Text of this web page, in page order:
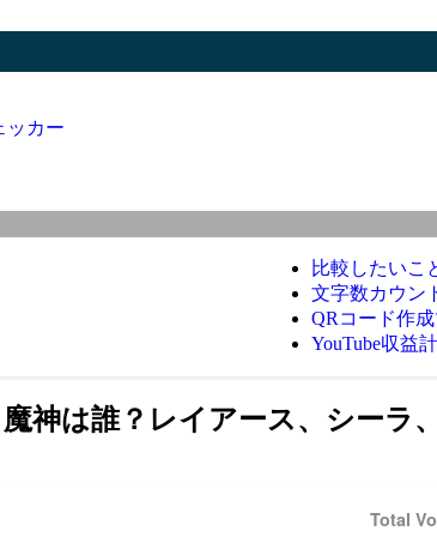
ッカー
比較したいこ
文字数カウン
QRコード作
YouTube収益
神は誰？レイアース、シーラ
Total